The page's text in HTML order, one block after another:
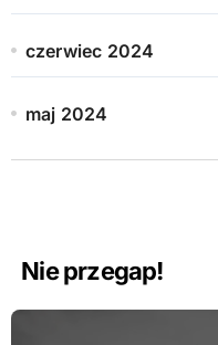
czerwiec 2024
maj 2024
Nie przegap!